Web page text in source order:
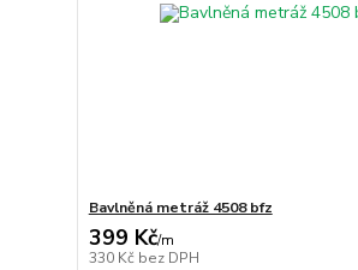
Bavlněná metráž 4508 bfz
399 Kč/m
330 Kč bez DPH